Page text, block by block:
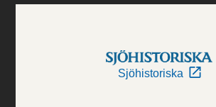
Sjöhistoriska